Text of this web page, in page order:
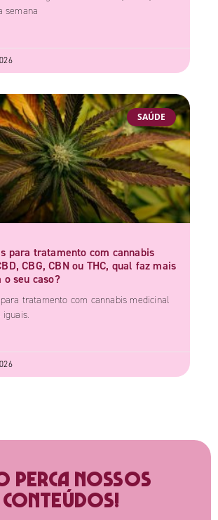
semana
SAÚDE
para tratamento com cannabis
CBG, CBN ou THC, qual faz mais
seu caso?
tratamento com cannabis medicinal
iguais.
perca nossos
conteúdos!